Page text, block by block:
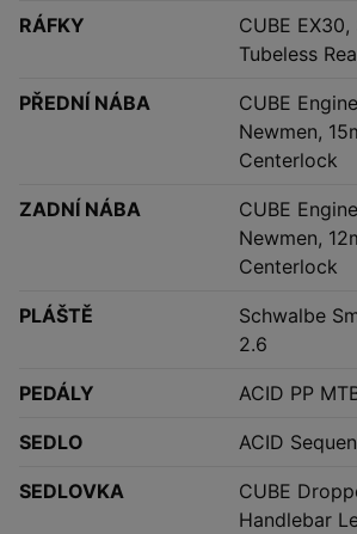
RÁFKY
CUBE
Tubeless
PŘEDNÍ NÁBA
CUBE
Newmen,
Centerlock
ZADNÍ NÁBA
CUBE
Newmen,
Centerlock
PLÁŠTĚ
Schwalbe
2.6
PEDÁLY ACID PP
SEDLO ACID
SEDLOVKA
CUBE
Handlebar